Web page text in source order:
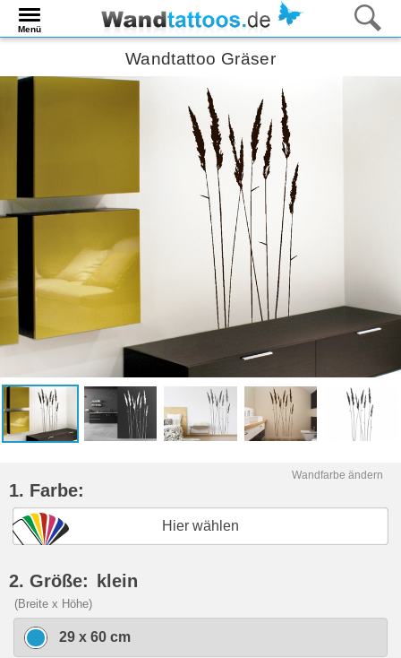
Menü
Wandtattoo Gräser
Wandfarbe ändern
1. Farbe:
Hier wählen
2. Größe: klein
(Breite x Höhe)
29 x 60 cm